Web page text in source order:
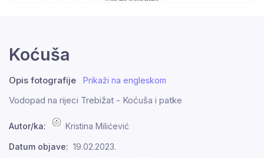
Koćuša
Opis fotografije Prikaži na engleskom
Vodopad na rijeci Trebižat - Koćuša i patke
Autor/ka: Kristina Milićević
Datum objave: 19.02.2023.